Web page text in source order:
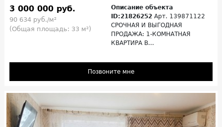
3 000 000 руб.
90 634 руб./м²
(Общая площадь: 33 м²)
Описание объекта
ID:21826252 Арт. 139871122
СРОЧНАЯ И ВЫГОДНАЯ
ПРОДАЖА: 1-КОМНАТНАЯ
КВАРТИРА В...
Позвоните мне